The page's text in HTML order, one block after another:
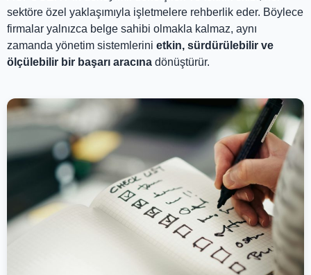
sektöre özel yaklaşımıyla işletmelere rehberlik eder. Böylece
firmalar yalnızca belge sahibi olmakla kalmaz, aynı
zamanda yönetim sistemlerini etkin, sürdürülebilir ve
ölçülebilir bir başarı aracına dönüştürür.